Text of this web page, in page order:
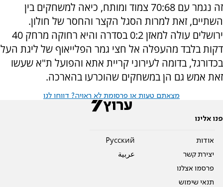
זה נגמר עם 70:68 צמוד ומותח, כיאה למשחקים בין
השתיים, זאת למרות הסגל הקצר והחסר של חולון.
ירושלים עולה למאזן 0:2 בסדרה והיא רחוקה מרחק 40
דקות בלבד מהעפלה אל חצי גמר הפלייאוף של ליגת העל
בכדורגל, בדומה לעירוני קריית אתא והפועל ת"א שעשו
זאת אמש גם הן במשחקים שהוכרעו בהארכה.
מצאתם טעות או פרסומת לא ראויה? דווחו לנו
פנו אלינו
אודות
יצירת קשר
פרסמו אצלנו
תנאי שימוש
Pусский
عربية